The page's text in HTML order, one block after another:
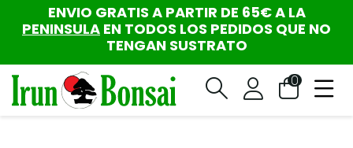
ENVIO GRATIS A PARTIR DE 65€ A LA
PENINSULA EN TODOS LOS PEDIDOS QUE NO
TENGAN SUSTRATO
0